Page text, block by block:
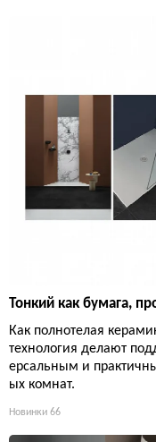
Тонкий как бумага,
Как полнотелая
технология делают
ерсальным и
ых комнат.
Новинки 66